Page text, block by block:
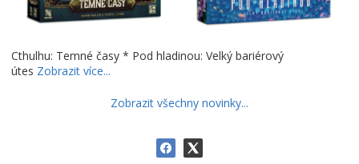
Cthulhu: Temné časy * Pod hladinou: Velký bariérový
útes Zobrazit více...
Zobrazit všechny novinky...